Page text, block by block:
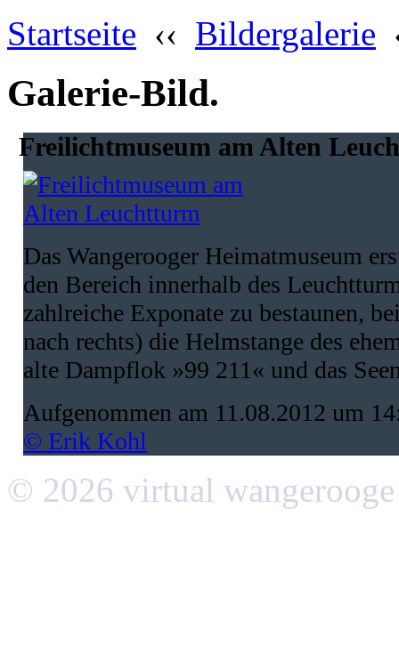
Startseite ‹‹ Bildergalerie
Galerie-Bild.
Freilichtmuseum am Alten
Das Wangerooger Heimatmuseum
den Bereich innerhalb des
zahlreiche Exponate zu bestaunen,
nach rechts) die Helmstange des
alte Dampflok »99 211« und das
Aufgenommen am 11.08.2012 um
© Erik Kohl
© 2026 virtual wangerooge